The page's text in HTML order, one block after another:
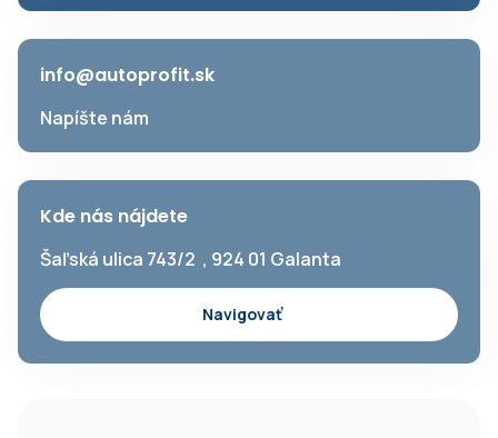
info@autoprofit.sk
Napíšte nám
Kde nás nájdete
Šaľská ulica 743/2 , 924 01 Galanta
Navigovať